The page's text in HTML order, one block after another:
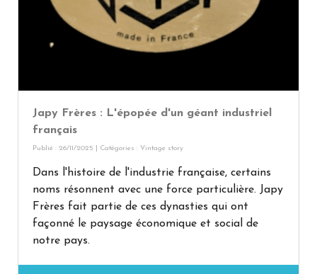
Japy Frères : L'épopée d'un géant industriel
français
Publié : 26/11/2025 | Catégories : Vintage story
Dans l'histoire de l'industrie française, certains
noms résonnent avec une force particulière. Japy
Frères fait partie de ces dynasties qui ont
façonné le paysage économique et social de
notre pays.